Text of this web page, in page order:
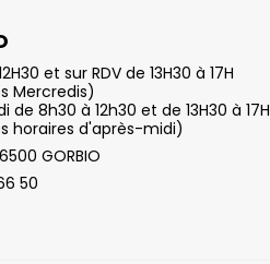
et sur RDV de 13H30 à 17H
Mercredis)
8h30 à 12h30 et de 13H30 à 17H
horaires d'après-midi)
GORBIO
50